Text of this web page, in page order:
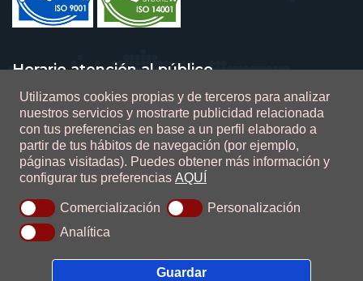
Utilizamos cookies propias y de terceros para analizar
nuestros servicios y mostrarte publicidad relacionada
con tus preferencias en base a un perfil elaborado a
partir de tus hábitos de navegación (por ejemplo,
páginas visitadas). Puedes obtener más información y
configurar tus preferencias AQUÍ
Comercialización
Personalización
Analítica
Guardar
Horario atención al público
De lunes a viernes de 9 a 14 horas
0.1.2.47